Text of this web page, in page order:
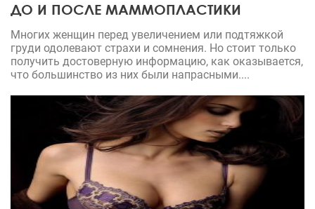
Александровне!
ДО И ПОСЛЕ МАММОПЛАСТИКИ
Многих женщин перед увеличением или подтяжкой
груди одолевают страхи и сомнения. Но стоит только
получить достоверную информацию, как оказывается,
что большинство из них были напрасными....